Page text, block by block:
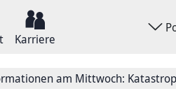
Karriere
am Mittwoch: